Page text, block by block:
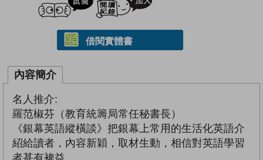
借閱實體書
內容簡介
名人推介:
羅范椒芬（教育統籌局常任秘書長）
《銀幕英語縱橫談》把銀幕上常用的生活化英語介
紹給讀者，內容新穎，取材生動，相信對英語學習
者甚有裨益。